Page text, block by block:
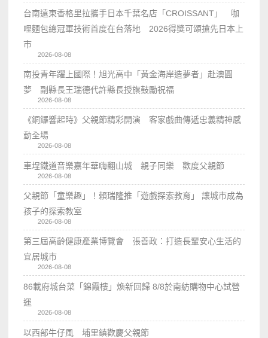
台南遠東香格里拉攜手日本千葉名店「CROISSANT」 咖
哩麵包總冠軍技術首度在台落地 2026得獎可頌搶先日本上
市
2026-08-08
南投青年躍上國際！旭光高中「黃金海岸造夢者」赴澳圓
夢 副縣長王瑞德代許縣長授旗鼓勵祝福
2026-08-08
《銅鑼響起時》父親節精彩開演 客家戲曲傳遞忠義精神感
動全場
2026-08-08
車埕鐵道音樂嘉年華嗨翻山城 親子同樂 歡度父親節
2026-08-08
父親節「童樂趣」！賴瑞隆推「遊戲探索教育」 讓城市成為
孩子的探索教室
2026-08-08
第三屆高齡健康產業博覽會 張善政：打造長輩安心生活的
宜居城市
2026-08-08
86載府城台菜「錦霞樓」煥新回歸 8/8於南紡購物中心試營
運
2026-08-08
以西部牛仔風 埔里鎮歡慶父親節